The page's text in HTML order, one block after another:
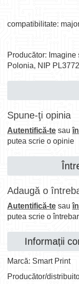
compatibilitate:
Producător:
Polonia, NIP
Spune-ţi opinia
Autentifică-te sau
putea scrie o opinie
Adaugă o
Autentifică-te sau
putea scrie o
Informații
Marcă: Smart Print
Producător/